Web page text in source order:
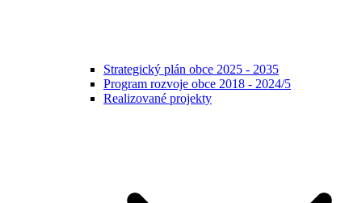
Strategický plán obce 2025 - 2035
Program rozvoje obce 2018 - 2024/5
Realizované projekty